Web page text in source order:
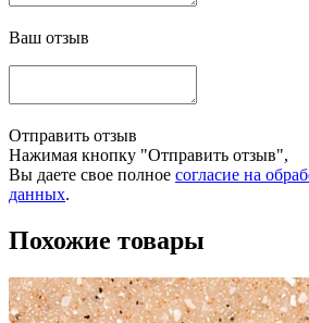
Ваш отзыв
Отправить отзыв
Нажимая кнопку "Отправить отзыв",
Вы даете свое полное согласие на
данных.
Похожие товары